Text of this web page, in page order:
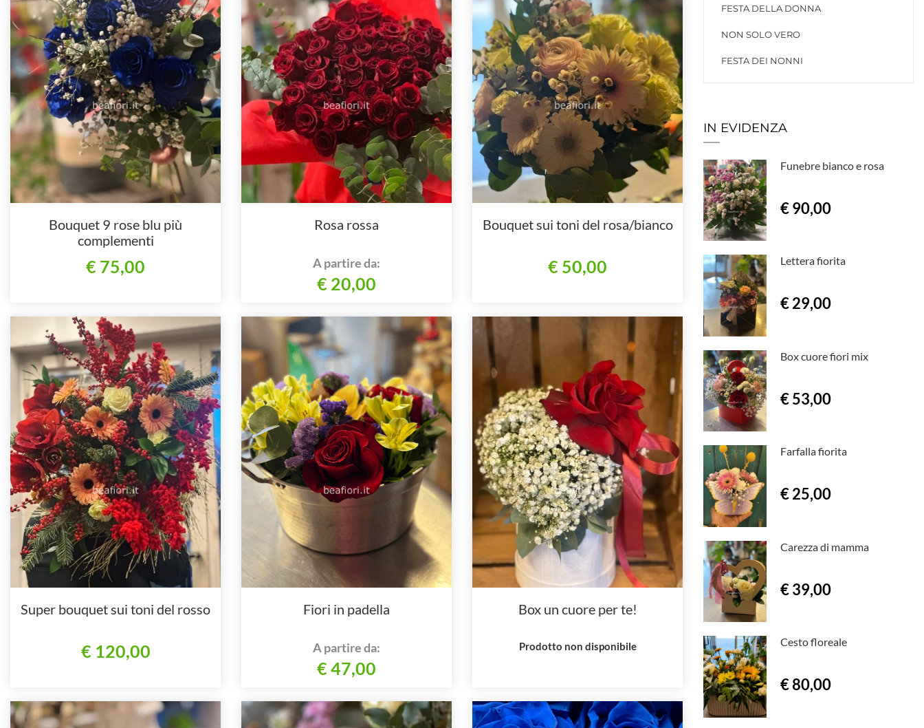
Bouquet 9 rose blu più
complementi
€ 75,00
Rosa rossa
A partire da:
€ 20,00
Bouquet sui toni del rosa/bianco
€ 50,00
Super bouquet sui toni del rosso
€ 120,00
Fiori in padella
A partire da:
€ 47,00
Box un cuore per te!
Prodotto non disponibile
FESTA DELLA DONNA
NON SOLO VERO
FESTA DEI NONNI
IN EVIDENZA
Funebre bianco e rosa
€ 90,00
Lettera fiorita
€ 29,00
Box cuore fiori mix
€ 53,00
Farfalla fiorita
€ 25,00
Carezza di mamma
€ 39,00
Cesto floreale
€ 80,00